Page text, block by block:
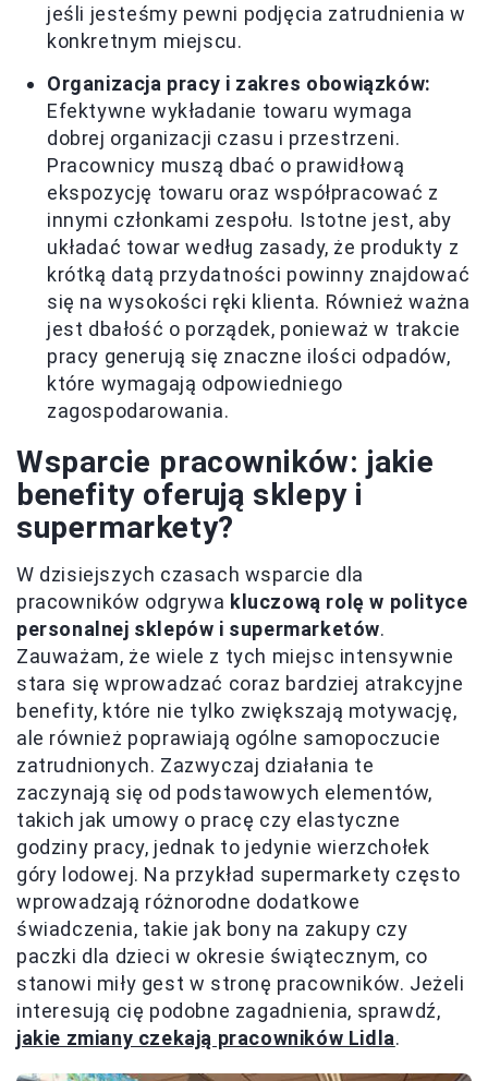
jeśli jesteśmy pewni podjęcia zatrudnienia w
konkretnym miejscu.
Organizacja pracy i zakres obowiązków:
Efektywne wykładanie towaru wymaga
dobrej organizacji czasu i przestrzeni.
Pracownicy muszą dbać o prawidłową
ekspozycję towaru oraz współpracować z
innymi członkami zespołu. Istotne jest, aby
układać towar według zasady, że produkty z
krótką datą przydatności powinny znajdować
się na wysokości ręki klienta. Również ważna
jest dbałość o porządek, ponieważ w trakcie
pracy generują się znaczne ilości odpadów,
które wymagają odpowiedniego
zagospodarowania.
Wsparcie pracowników: jakie
benefity oferują sklepy i
supermarkety?
W dzisiejszych czasach wsparcie dla
pracowników odgrywa kluczową rolę w polityce
personalnej sklepów i supermarketów.
Zauważam, że wiele z tych miejsc intensywnie
stara się wprowadzać coraz bardziej atrakcyjne
benefity, które nie tylko zwiększają motywację,
ale również poprawiają ogólne samopoczucie
zatrudnionych. Zazwyczaj działania te
zaczynają się od podstawowych elementów,
takich jak umowy o pracę czy elastyczne
godziny pracy, jednak to jedynie wierzchołek
góry lodowej. Na przykład supermarkety często
wprowadzają różnorodne dodatkowe
świadczenia, takie jak bony na zakupy czy
paczki dla dzieci w okresie świątecznym, co
stanowi miły gest w stronę pracowników. Jeżeli
interesują cię podobne zagadnienia, sprawdź,
jakie zmiany czekają pracowników Lidla.